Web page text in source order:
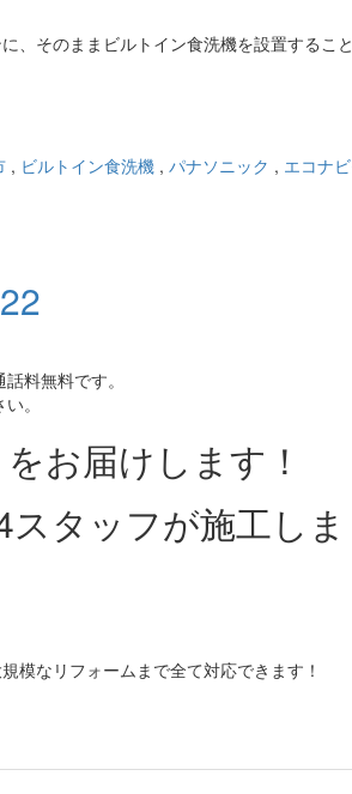
、そのままビルトイン食洗機を設置するこ
, ビルトイン食洗機 , パナソニック , エコナ
料無料です。
。
お届けします！
タッフが施工しま
模なリフォームまで全て対応できます！